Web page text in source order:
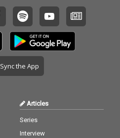
テレビ新・水10ドラマ
『もしもこの世が舞台
なら、楽屋はどこにあ
るのだろう』主題歌
「劇上」を収録。
Sync the App
Articles
Series
Interview